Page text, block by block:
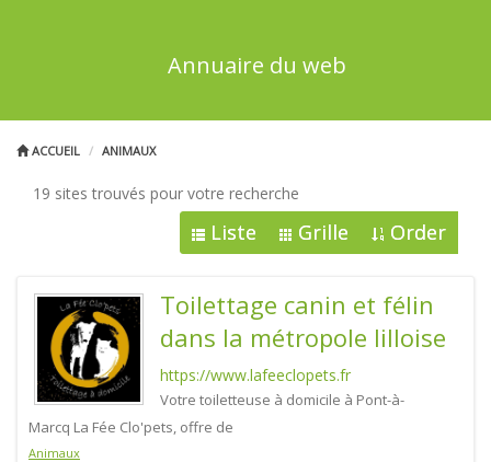
Annuaire du web
ACCUEIL ANIMAUX
19 sites trouvés pour votre recherche
Liste Grille Order
Toilettage canin et félin
dans la métropole lilloise
https://www.lafeeclopets.fr
Votre toiletteuse à domicile à Pont-à-
Marcq La Fée Clo'pets, offre de
Animaux